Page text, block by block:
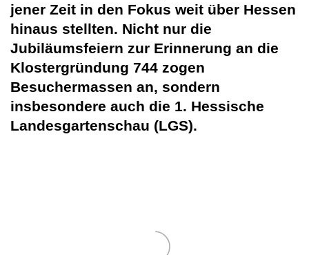
jener Zeit in den Fokus weit über Hessen
hinaus stellten. Nicht nur die
Jubiläumsfeiern zur Erinnerung an die
Klostergründung 744 zogen
Besuchermassen an, sondern
insbesondere auch die 1. Hessische
Landesgartenschau (LGS).